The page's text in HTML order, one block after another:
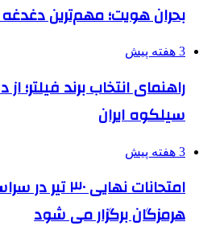
بحران هویت؛ مهم‌ترین
3 هفته پیش
راهنمای انتخاب برند فیلتر؛
سیلکوه ایران
3 هفته پیش
امتحانات نهایی
هرمزگان برگزار می شود